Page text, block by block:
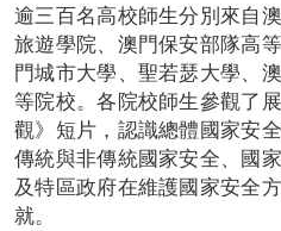
逾三百名高校師生分別來自
旅遊學院、澳門保安部隊高
門城市大學、聖若瑟大學、
等院校。各院校師生參觀了
觀》短片，認識總體國家安
傳統與非傳統國家安全、國
及特區政府在維護國家安全
就。